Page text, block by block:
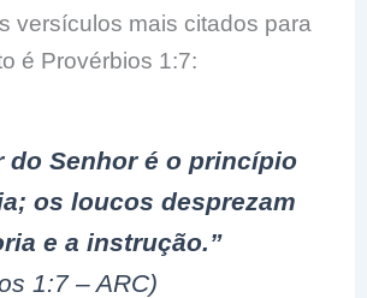
versículos mais citados para
é Provérbios 1:7:
do Senhor é o princípio
os loucos desprezam
e a instrução.”
1:7 – ARC)